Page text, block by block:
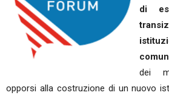
di
dei
opporsi alla costruzione di un nuovo